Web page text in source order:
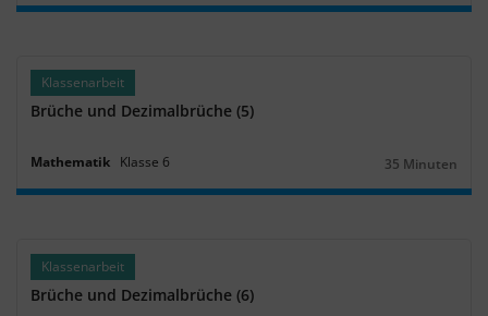
Klassenarbeit
Brüche und Dezimalbrüche (5)
Mathematik Klasse 6
Dauer:
35 Minuten
Klassenarbeit
Brüche und Dezimalbrüche (6)